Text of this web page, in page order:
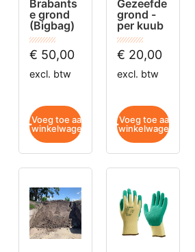
Brabants
e grond
(Bigbag)
€ 50,00
excl. btw
Voeg toe aan
winkelwagen
Gezeefde
grond -
per kuub
€ 20,00
excl. btw
Voeg toe aan
winkelwagen